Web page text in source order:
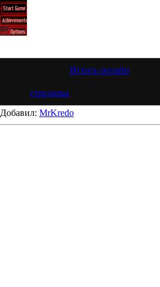
Играть онлайн
стрелялка
Добавил: MrKredo